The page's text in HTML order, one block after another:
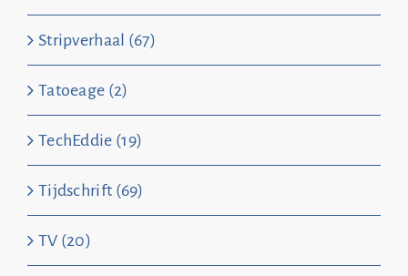
Stripverhaal (67)
Tatoeage (2)
TechEddie (19)
Tijdschrift (69)
TV (20)